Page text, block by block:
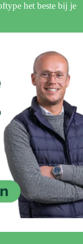
het beste bij je